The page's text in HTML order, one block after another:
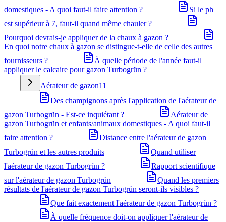
domestiques - A quoi faut-il faire attention ?
Si le ph
est supérieur à 7, faut-il quand même chauler ?
Pourquoi devrais-je appliquer de la chaux à gazon ?
En quoi notre chaux à gazon se distingue-t-elle de celle des autres
fournisseurs ?
À quelle période de l'année faut-il
appliquer le calcaire pour gazon Turbogrün ?
Aérateur de gazon11
Des champignons après l'application de l'aérateur de
gazon Turbogrün - Est-ce inquiétant ?
Aérateur de
gazon Turbogrün et enfants/animaux domestiques - A quoi faut-il
faire attention ?
Distance entre l'aérateur de gazon
Turbogrün et les autres produits
Quand utiliser
l'aérateur de gazon Turbogrün ?
Rapport scientifique
sur l'aérateur de gazon Turbogrün
Quand les premiers
résultats de l'aérateur de gazon Turbogrün seront-ils visibles ?
Que fait exactement l'aérateur de gazon Turbogrün ?
À quelle fréquence doit-on appliquer l'aérateur de